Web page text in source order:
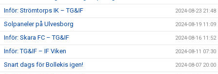
Inför: Strömtorps IK – TG&IF 2024-08-23 21:48
Solpaneler på Ulvesborg 2024-08-19 11:09
Inför: Skara FC – TG&IF 2024-08-16 11:52
Inför: TG&IF – IF Viken 2024-08-11 07:30
Snart dags för Bollekis igen! 2024-08-07 20:00